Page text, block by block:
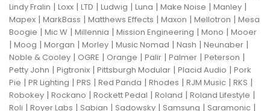
Lindy Fralin | Loxx | LTD | Ludwig | Luna | Make Noise | Manley |
Mapex | MarkBass | Matthews Effects | Maxon | Mellotron | Mesa
Boogie | Mic W | Millennia | Mission Engineering | Mono | Mooer
| Moog | Morgan | Morley | Music Nomad | Nash | Neunaber |
Noble & Cooley | OGRE | Orange | Palir | Palmer | Peterson |
Petty John | Pigtronix | Pittsburgh Modular | Placid Audio | Pork
Pie | PR Lighting | PRS | Red Panda | Rhodes | RJM Music | RKS |
Robokey | Rockano | Rockett Pedal | Roland | Roland Lifestyle |
Roli | Royer Labs | Sabian | Sadowsky | Samsung | Saramonic |